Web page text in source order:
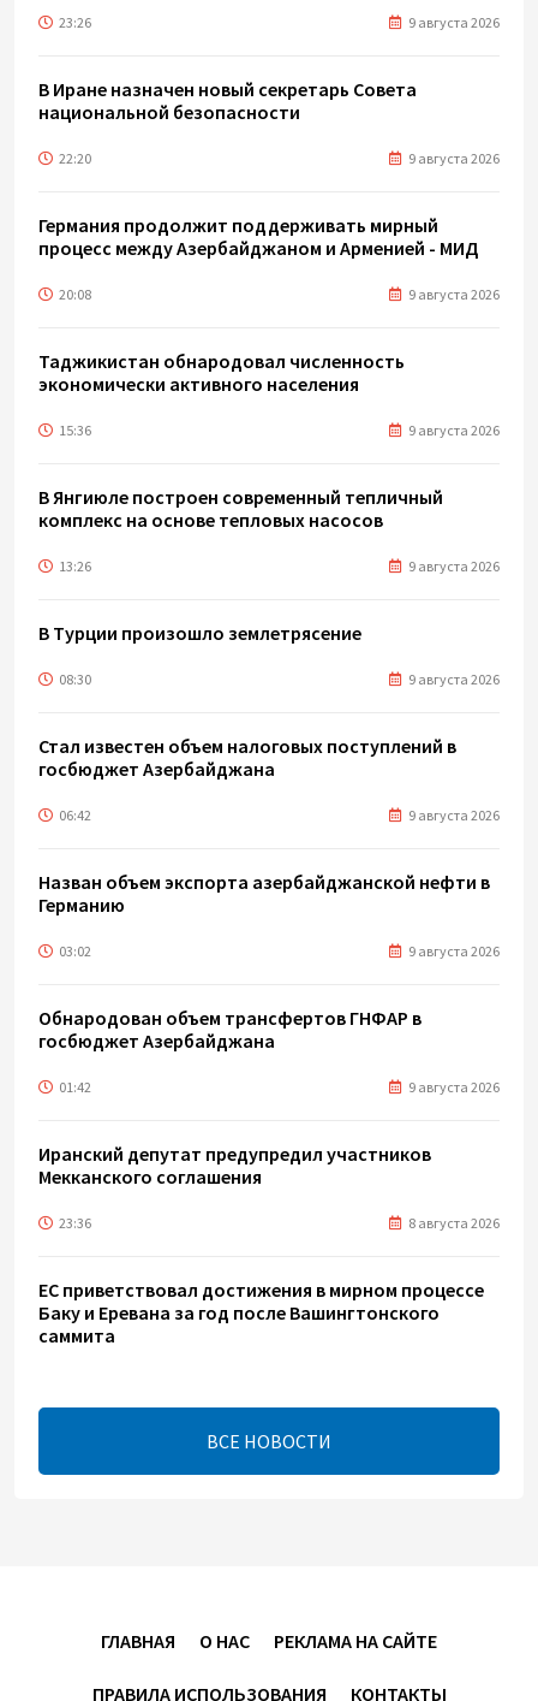
23:26 9 августа 2026
В Иране назначен новый секретарь Совета
национальной безопасности
22:20 9 августа 2026
Германия продолжит поддерживать мирный
процесс между Азербайджаном и Арменией - МИД
20:08 9 августа 2026
Таджикистан обнародовал численность
экономически активного населения
15:36 9 августа 2026
В Янгиюле построен современный тепличный
комплекс на основе тепловых насосов
13:26 9 августа 2026
В Турции произошло землетрясение
08:30 9 августа 2026
Стал известен объем налоговых поступлений в
госбюджет Азербайджана
06:42 9 августа 2026
Назван объем экспорта азербайджанской нефти в
Германию
03:02 9 августа 2026
Обнародован объем трансфертов ГНФАР в
госбюджет Азербайджана
01:42 9 августа 2026
Иранский депутат предупредил участников
Мекканского соглашения
23:36 8 августа 2026
ЕС приветствовал достижения в мирном процессе
Баку и Еревана за год после Вашингтонского
саммита
Будущее стран Южного Кавказа выглядит светлым
- Стив Уиткофф
Трампом
ВСЕ НОВОСТИ
ГЛАВНАЯ О НАС РЕКЛАМА НА САЙТЕ
ПРАВИЛА ИСПОЛЬЗОВАНИЯ КОНТАКТЫ